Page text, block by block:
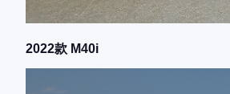
2022款 M40i